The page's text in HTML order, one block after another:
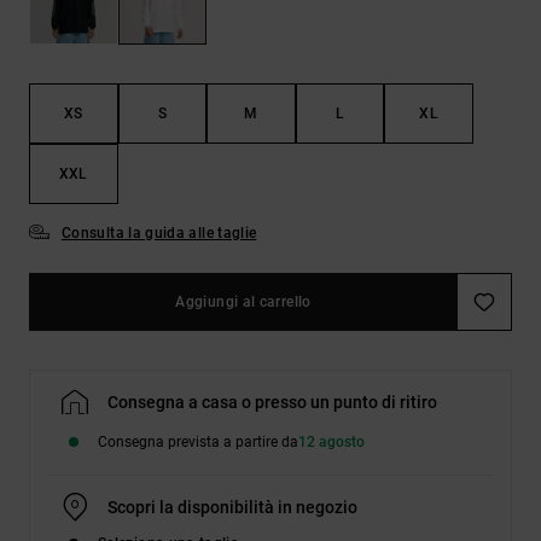
alle
più
nostro
Consulta
XS S M L XL
XXL
Consulta la guida alle taglie
Aggiungi al carrello
Consegna a casa o presso un punto di ritiro
Consegna prevista a partire da12 agosto
Scopri la disponibilità in negozio